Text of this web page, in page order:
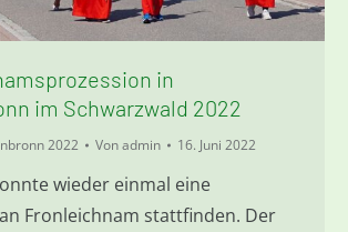
in
im Schwarzwald 2022
2022 Vonadmin 16. Juni 2022
wieder einmal eine
Fronleichnam stattfinden. Der